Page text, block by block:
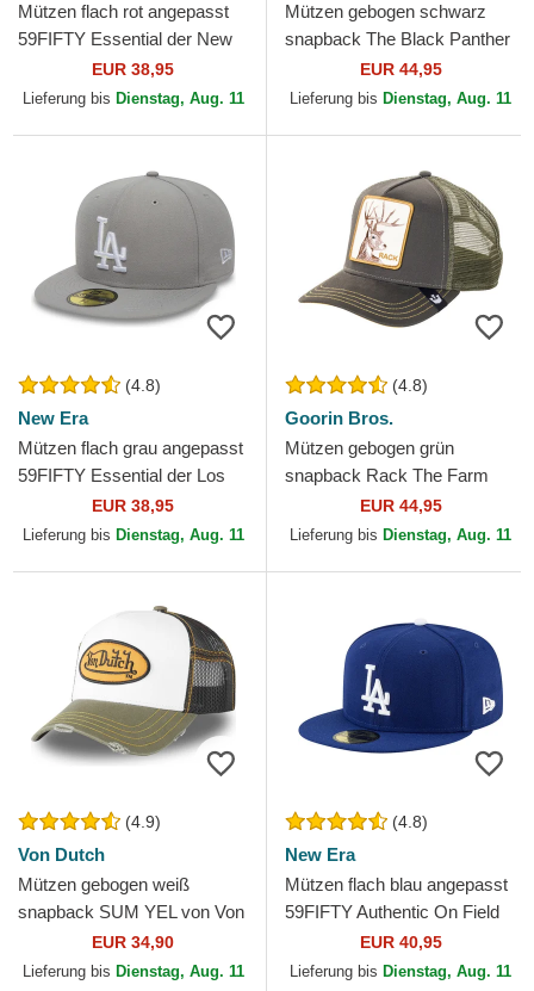
Mützen flach rot angepasst
59FIFTY Essential der New
York Yankees MLB von New
Era
EUR 38,95
Lieferung bis Dienstag, Aug. 11
Mützen gebogen schwarz
snapback The Black Panther
Core Combo The Farm
Goorin Bros.
EUR 44,95
Lieferung bis Dienstag, Aug. 11
(4.8)
New Era
Mützen flach grau angepasst
59FIFTY Essential der Los
Angeles Dodgers MLB von
New Era
EUR 38,95
Lieferung bis Dienstag, Aug. 11
(4.8)
Goorin Bros.
Mützen gebogen grün
snapback Rack The Farm
Goorin Bros.EUR 44,95
Lieferung bis Dienstag, Aug. 11
(4.9)
Von Dutch
Mützen gebogen weiß
snapback SUM YEL von Von
EUR 34,90
Lieferung bis Dienstag, Aug. 11
(4.8)
New Era
Mützen flach blau angepasst
59FIFTY Authentic On Field
Game der Los Angeles
Dodgers MLB von New Era
EUR 40,95
Lieferung bis Dienstag, Aug. 11